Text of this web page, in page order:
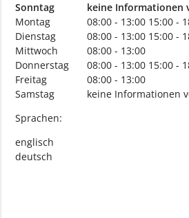
Sonntag
keine Informationen
Montag
08:00 - 13:00 15:00 -
Dienstag
08:00 - 13:00 15:00 -
Mittwoch
08:00 - 13:00
Donnerstag
08:00 - 13:00 15:00 -
Freitag
08:00 - 13:00
Samstag
keine Informationen
Sprachen:
englisch
deutsch